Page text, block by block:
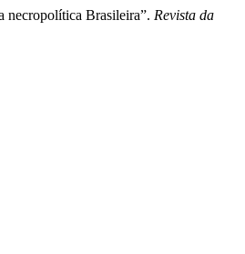
necropolítica Brasileira”. Revista da